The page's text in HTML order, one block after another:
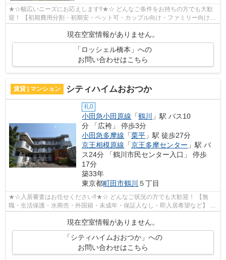
★☆幅広いニーズにお応えします‼★☆ どんなご条件をお持ちの方でも大歓
迎！ 【初期費用分割・初期安・ペット可・カップル向け・ファミリー向け・
現在空室情報がありません。
「ロッシェル橋本」への
お問い合わせはこちら
賃貸 | マンション シティハイムおおつか
礼0
小田急小田原線 「鶴川
」駅 バス10
分 「広袴」 停歩3分
小田急多摩線 「栗平 」駅 徒歩27分
京王相模原線 「京王多摩センター 」駅 バ
ス24分 「鶴川市民センター入口」 停歩
17分
築33年
東京都町田市鶴川 ５丁目
★☆入居審査はお任せください‼★☆ どんなご状況の方でも大歓迎！ 【無
職・生活保護・水商売・外国籍・未成年・保証人なし・即入居希望など】 ネ
現在空室情報がありません。
「シティハイムおおつか」への
お問い合わせはこちら